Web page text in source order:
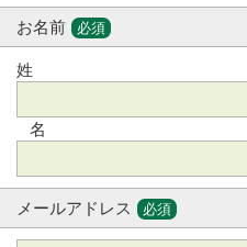
お名前 必須
姓
名
メールアドレス 必須